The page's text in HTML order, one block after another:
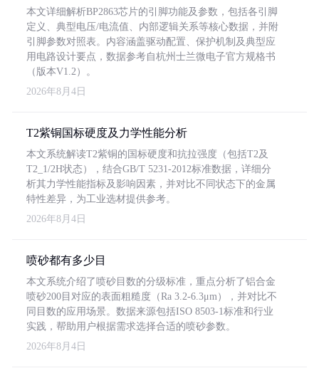
本文详细解析BP2863芯片的引脚功能及参数，包括各引脚
定义、典型电压/电流值、内部逻辑关系等核心数据，并附
引脚参数对照表。内容涵盖驱动配置、保护机制及典型应
用电路设计要点，数据参考自杭州士兰微电子官方规格书
（版本V1.2）。
2026年8月4日
T2紫铜国标硬度及力学性能分析
本文系统解读T2紫铜的国标硬度和抗拉强度（包括T2及
T2_1/2H状态），结合GB/T 5231-2012标准数据，详细分
析其力学性能指标及影响因素，并对比不同状态下的金属
特性差异，为工业选材提供参考。
2026年8月4日
喷砂都有多少目
本文系统介绍了喷砂目数的分级标准，重点分析了铝合金
喷砂200目对应的表面粗糙度（Ra 3.2-6.3μm），并对比不
同目数的应用场景。数据来源包括ISO 8503-1标准和行业
实践，帮助用户根据需求选择合适的喷砂参数。
2026年8月4日